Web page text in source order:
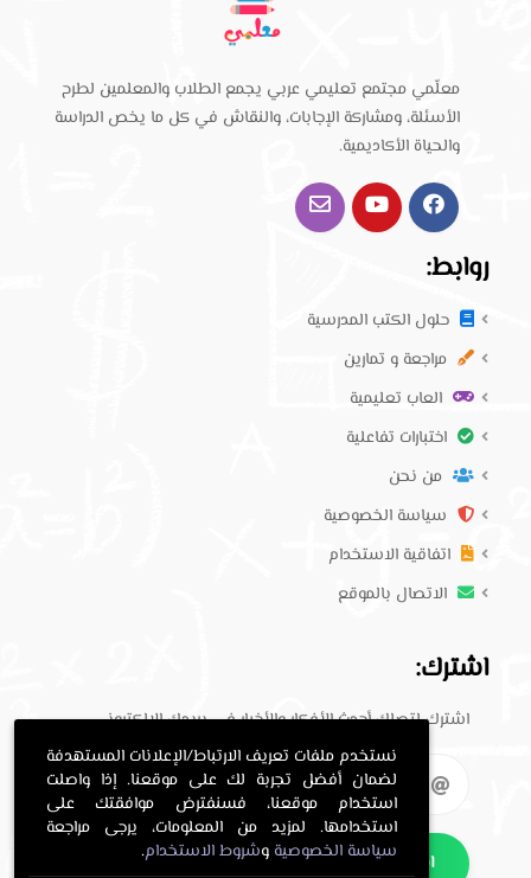
معلّمي مجتمع تعليمي عربي يجمع الطلاب والمعلمين لطرح
الأسئلة، ومشاركة الإجابات، والنقاش في كل ما يخص الدراسة
والحياة الأكاديمية.
روابط:
حلول الكتب المدرسية
مراجعة و تمارين
العاب تعليمية
اختبارات تفاعلية
من نحن
سياسة الخصوصية
اتفاقية الاستخدام
الاتصال بالموقع
اشترك:
اشترك لتصلك أحدث الأفكار والأخبار في بريدك الإلكتروني.
اشترك
نستخدم ملفات تعريف الارتباط/الإعلانات المستهدفة
لضمان أفضل تجربة لك على موقعنا. إذا واصلت
استخدام موقعنا، فسنفترض موافقتك على
استخدامها. لمزيد من المعلومات، يرجى مراجعة
سياسة الخصوصية وشروط الاستخدام.